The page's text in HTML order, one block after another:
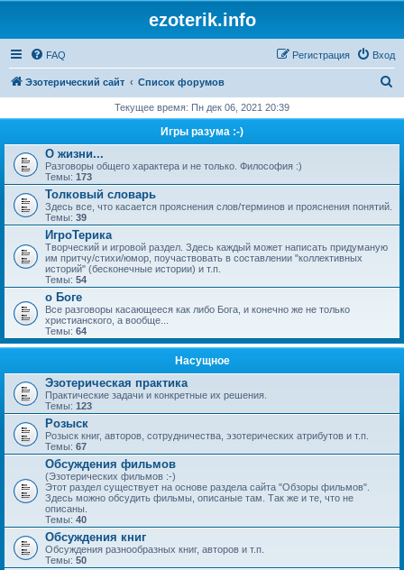
ezoterik.info
FAQ Вход
Регистрация
Эзотерический сайт Список форумов
с
Текущее время: Пн дек 06, 2021 20:39
Игры разума :-)
О жизни...
Разговоры общего характера и не только. Философия :)
Темы: 173
Толковый словарь
Здесь все, что касается прояснения слов/терминов и прояснения понятий.
Темы: 39
ИгроТерика
Творческий и игровой раздел. Здесь каждый может написать придуманую
им притчу/стихи/юмор, поучаствовать в составлении "коллективных
историй" (бесконечные истории) и т.п.
Темы: 54
о Боге
Все разговоры касающееся как либо Бога, и конечно же не только
христианского, а вообще...
Темы: 64
Насущное
Эзотерическая практика
Практические задачи и конкретные их решения.
Темы: 123
Розыск
Розыск книг, авторов, сотрудничества, эзотерических атрибутов и т.п.
Темы: 67
Обсуждения фильмов
(Эзотерических фильмов :-)
Этот раздел существует на основе раздела сайта "Обзоры фильмов".
Здесь можно обсудить фильмы, описаные там. Так же и те, что не
описаны.
Темы: 40
Обсуждения книг
Обсуждения разнообразных книг, авторов и т.п.
Темы: 50